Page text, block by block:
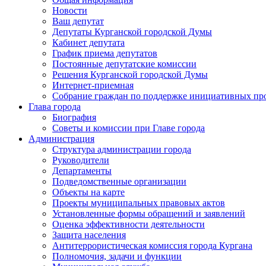
Новости
Ваш депутат
Депутаты Курганской городской Думы
Кабинет депутата
График приема депутатов
Постоянные депутатские комиссии
Решения Курганской городской Думы
Интернет-приемная
Собрание граждан по поддержке инициативных
Глава города
Биография
Советы и комиссии при Главе города
Администрация
Структура администрации города
Руководители
Департаменты
Подведомственные организации
Объекты на карте
Проекты муниципальных правовых актов
Установленные формы обращений и заявлений
Оценка эффективности деятельности
Защита населения
Антитеррористическая комиссия города Кургана
Полномочия, задачи и функции